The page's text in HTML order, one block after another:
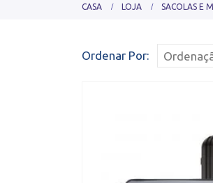
CASA LOJA SACOLAS E
Ordenar Por: